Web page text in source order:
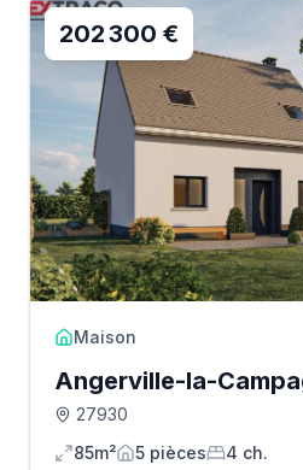
202 300 €
Maison
Angerville-la-
27930
85m²
5 pièces 4 ch.